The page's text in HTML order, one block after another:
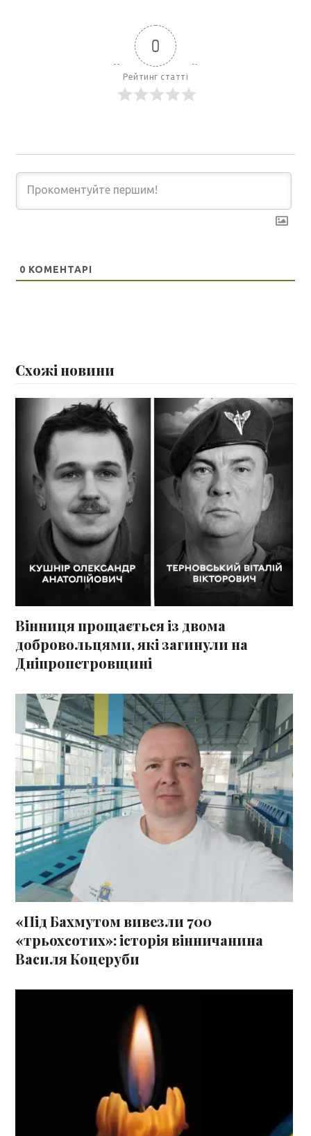
0
Рейтинг статті
0 КОМЕНТАРІ
Схожі новини
Вінниця прощається із двома
добровольцями, які загинули на
Дніпропетровщині
«Під Бахмутом вивезли 700
«трьохсотих»: історія вінничанина
Василя Коцеруби